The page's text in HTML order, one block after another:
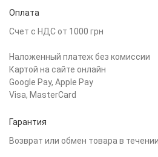
Оплата
Счет с НДС от 1000 грн
Наложенный платеж без комиссии
Картой на сайте онлайн
Google Pay, Apple Pay
Visa, MasterCard
Гарантия
Возврат или обмен товара в